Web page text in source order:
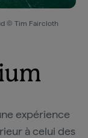
© Tim Faircloth
expérience
à celui des